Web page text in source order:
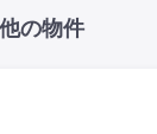
の物件